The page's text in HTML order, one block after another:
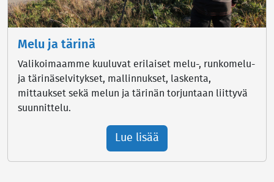
Melu ja tärinä
Valikoimaamme kuuluvat erilaiset melu-, runkomelu-
ja tärinäselvitykset, mallinnukset, laskenta,
mittaukset sekä melun ja tärinän torjuntaan liittyvä
suunnittelu.
Lue lisää